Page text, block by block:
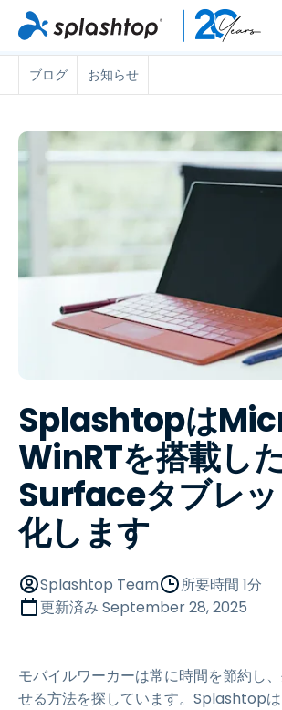
ブログ お知らせ
Splashtopは
WinRTを搭載し
Surfaceタブレ
化します
Splashtop Team
所要時間 1分
更新済み September 28, 2025
モバイルワーカーは常に時間を節約し
せる方法を探しています。Splashtop